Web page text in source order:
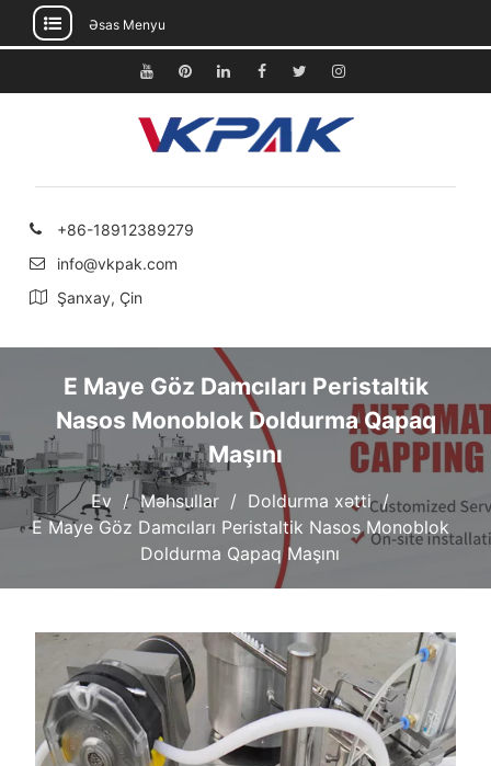
keçin
Əsas Menyu
YoutubePinterestLinkedinFacebook
TwitterInstagram
+86-18912389279
info@vkpak.com
Şanxay, Çin
E Maye Göz Damcıları Peristaltik
Nasos Monoblok Doldurma Qapaq
Maşını
Ev Məhsullar
Doldurma xətti
E Maye Göz Damcıları Peristaltik Nasos Monoblok
Doldurma Qapaq Maşını